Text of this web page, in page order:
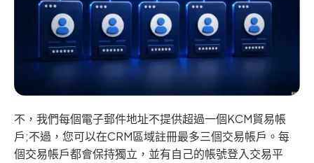
不，我們每個電子郵件地址不提供超過一個KCM貿易帳
戶;不過，您可以在CRM區域註冊最多三個交易帳戶。每
個交易帳戶都會保持獨立，並有自己的帳號登入交易平